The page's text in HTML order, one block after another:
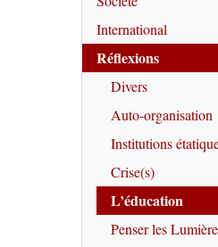
International
Réflexions
Divers
Auto-organisation
Institutions
Crise(s)
L’éducation
Penser les